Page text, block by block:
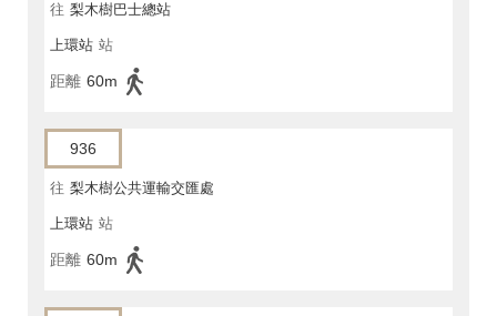
往 梨木樹巴士總站
上環站 站
距離 60m
936
往 梨木樹公共運輸交匯處
上環站 站
距離 60m